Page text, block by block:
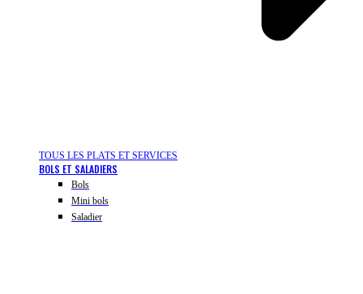
TOUS LES PLATS ET SERVICES
BOLS ET SALADIERS
Bols
Mini bols
Saladier